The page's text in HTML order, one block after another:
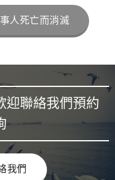
人死亡而消滅
迎聯絡我們預約
我們